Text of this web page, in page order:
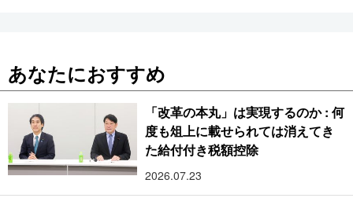
あなたにおすすめ
「改革の本丸」は実現するのか : 何
度も俎上に載せられては消えてき
た給付付き税額控除
2026.07.23